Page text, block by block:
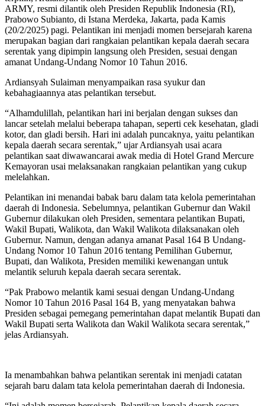
ARMY, resmi dilantik oleh Presiden Republik Indonesia (RI),
Prabowo Subianto, di Istana Merdeka, Jakarta, pada Kamis
(20/2/2025) pagi. Pelantikan ini menjadi momen bersejarah karena
merupakan bagian dari rangkaian pelantikan kepala daerah secara
serentak yang dipimpin langsung oleh Presiden, sesuai dengan
amanat Undang-Undang Nomor 10 Tahun 2016.
Ardiansyah Sulaiman menyampaikan rasa syukur dan
kebahagiaannya atas pelantikan tersebut.
“Alhamdulillah, pelantikan hari ini berjalan dengan sukses dan
lancar setelah melalui beberapa tahapan, seperti cek kesehatan, gladi
kotor, dan gladi bersih. Hari ini adalah puncaknya, yaitu pelantikan
kepala daerah secara serentak,” ujar Ardiansyah usai acara
pelantikan saat diwawancarai awak media di Hotel Grand Mercure
Kemayoran usai melaksanakan rangkaian pelantikan yang cukup
melelahkan.
Pelantikan ini menandai babak baru dalam tata kelola pemerintahan
daerah di Indonesia. Sebelumnya, pelantikan Gubernur dan Wakil
Gubernur dilakukan oleh Presiden, sementara pelantikan Bupati,
Wakil Bupati, Walikota, dan Wakil Walikota dilaksanakan oleh
Gubernur. Namun, dengan adanya amanat Pasal 164 B Undang-
Undang Nomor 10 Tahun 2016 tentang Pemilihan Gubernur,
Bupati, dan Walikota, Presiden memiliki kewenangan untuk
melantik seluruh kepala daerah secara serentak.
“Pak Prabowo melantik kami sesuai dengan Undang-Undang
Nomor 10 Tahun 2016 Pasal 164 B, yang menyatakan bahwa
Presiden sebagai pemegang pemerintahan dapat melantik Bupati dan
Wakil Bupati serta Walikota dan Wakil Walikota secara serentak,”
jelas Ardiansyah.
Ia menambahkan bahwa pelantikan serentak ini menjadi catatan
sejarah baru dalam tata kelola pemerintahan daerah di Indonesia.